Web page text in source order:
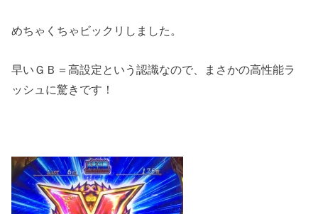
めちゃくちゃビックリしました。
早いＧＢ＝高設定という認識なので、まさかの高性能ラ
ッシュに驚きです！